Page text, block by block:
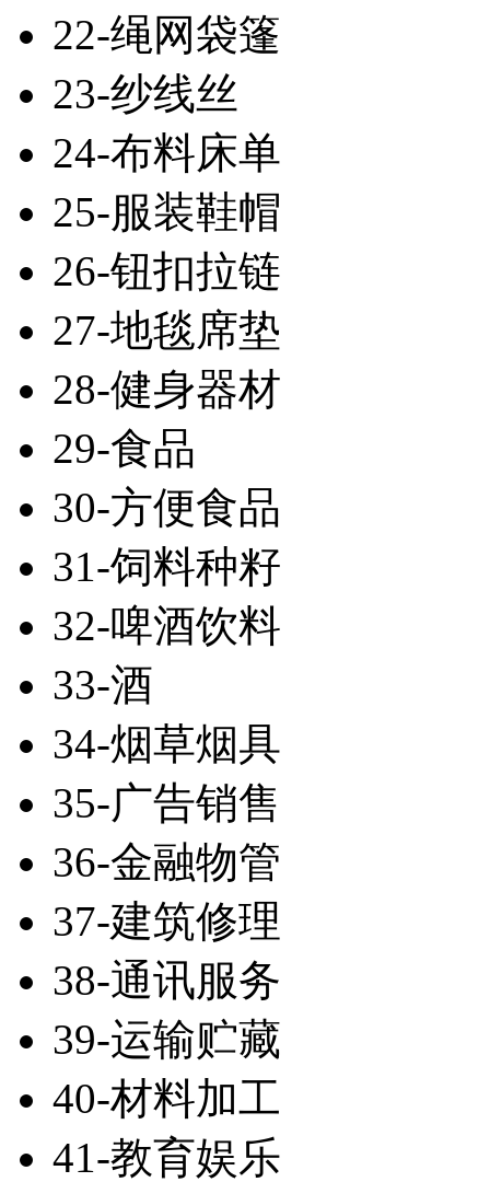
22-绳网袋篷
23-纱线丝
24-布料床单
25-服装鞋帽
26-钮扣拉链
27-地毯席垫
28-健身器材
29-食品
30-方便食品
31-饲料种籽
32-啤酒饮料
33-酒
34-烟草烟具
35-广告销售
36-金融物管
37-建筑修理
38-通讯服务
39-运输贮藏
40-材料加工
41-教育娱乐